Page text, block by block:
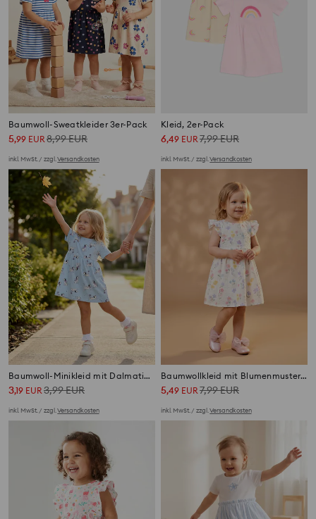
Baumwoll-Sweatkleider 3er-Pack
5,99 EUR8,99EUR
inkl. MwSt. / zzgl.Versandkosten
Kleid, 2er-Pack
6,49 EUR7,99EUR
inkl. MwSt. / zzgl.Versandkosten
Baumwoll-Minikleid mit Dalmatiner-Motiv
3,19 EUR 3,99EUR
inkl. MwSt. / zzgl.Versandkosten
Baumwollkleid mit Blumenmuster und Rüschenärmeln
5,49 EUR 7,99EUR
inkl. MwSt. / zzgl.Versandkosten